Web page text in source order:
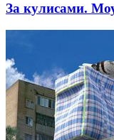
За кулисами.